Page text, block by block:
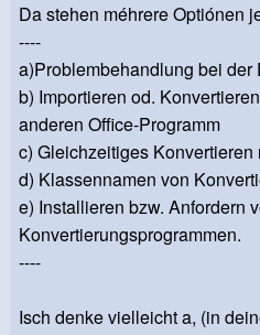
Da stehen méhrere Optiónen
----
a)Problembehandlung bei der
b) Importieren od.
anderen Office-Programm
c) Gleichzeitiges
d) Klassennamen von
e) Installieren bzw. Anfordern
Konvertierungsprogrammen.
----
Isch denke vielleicht a, (in